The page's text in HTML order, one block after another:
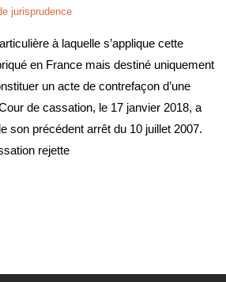
jurisprudence
à laquelle s’applique cette
en France mais destiné uniquement
un acte de contrefaçon d’une
de cassation, le 17 janvier 2018, a
son précédent arrêt du 10 juillet 2007.
rejette